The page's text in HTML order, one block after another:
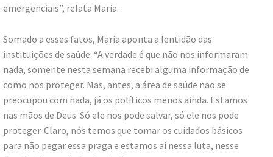
emergenciais”, relata Maria.
Somado a esses fatos, Maria aponta a lentidão das
instituições de saúde. “A verdade é que não nos informaram
nada, somente nesta semana recebi alguma informação de
como nos proteger. Mas, antes, a área de saúde não se
preocupou com nada, já os políticos menos ainda. Estamos
nas mãos de Deus. Só ele nos pode salvar, só ele nos pode
proteger. Claro, nós temos que tomar os cuidados básicos
para não pegar essa praga e estamos aí nessa luta, nesse